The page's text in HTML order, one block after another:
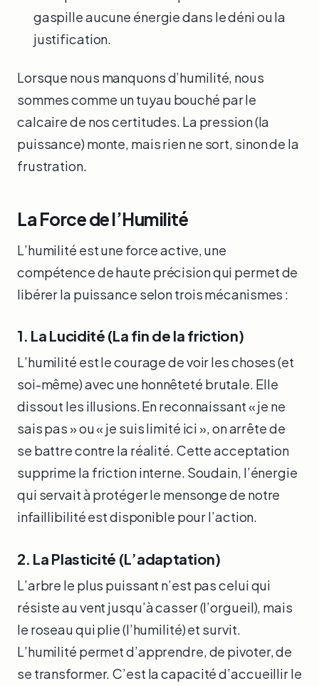
gaspille aucune énergie dans le déni ou la
justification.
Lorsque nous manquons d’humilité, nous
sommes comme un tuyau bouché par le
calcaire de nos certitudes. La pression (la
puissance) monte, mais rien ne sort, sinon de la
frustration.
La Force de l’Humilité
L’humilité est une force active, une
compétence de haute précision qui permet de
libérer la puissance selon trois mécanismes :
1. La Lucidité (La fin de la friction)
L’humilité est le courage de voir les choses (et
soi-même) avec une honnêteté brutale. Elle
dissout les illusions. En reconnaissant « je ne
sais pas » ou « je suis limité ici », on arrête de
se battre contre la réalité. Cette acceptation
supprime la friction interne. Soudain, l’énergie
qui servait à protéger le mensonge de notre
infaillibilité est disponible pour l’action.
2. La Plasticité (L’adaptation)
L’arbre le plus puissant n’est pas celui qui
résiste au vent jusqu’à casser (l’orgueil), mais
le roseau qui plie (l’humilité) et survit.
L’humilité permet d’apprendre, de pivoter, de
se transformer. C’est la capacité d’accueillir le